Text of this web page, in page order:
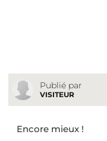
Publié par
VISITEUR
Encore mieux !